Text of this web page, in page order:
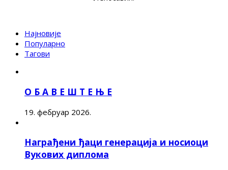
Најновије
Популарно
Тагови
О Б А В Е Ш Т Е Њ Е
19. фебруар 2026.
Награђени ђаци генерација и носиоци
Вукових диплома